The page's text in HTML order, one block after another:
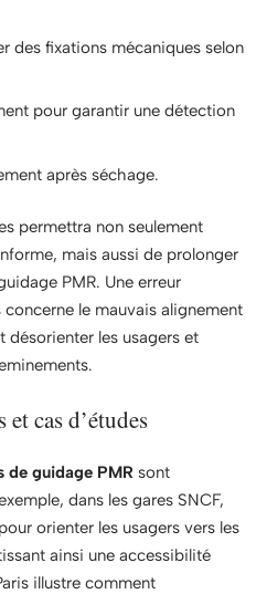
des fixations mécaniques selon
pour garantir une détection
après séchage.
permettra non seulement
mais aussi de prolonger
PMR. Une erreur
le mauvais alignement
désorienter les usagers et
cas d’études
de guidage PMR sont
dans les gares SNCF,
orienter les usagers vers les
ainsi une accessibilité
illustre comment